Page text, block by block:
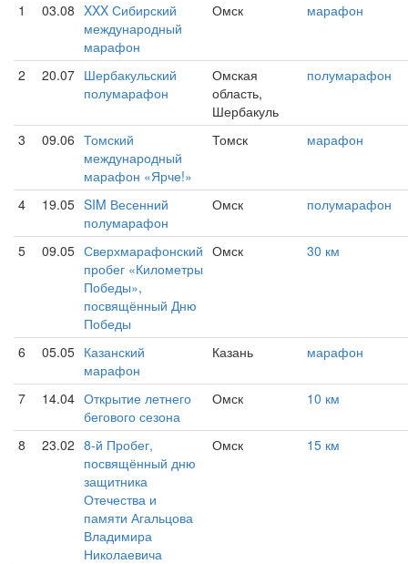
1
03.08 XXX Сибирский
международный
марафон
Омск марафон
2 20.07 Шербакульский
полумарафон
Омская
область,
Шербакуль
полумарафон
3 09.06 Томский
международный
марафон «Ярче!»
Томск марафон
4 19.05 SIM Весенний
полумарафон
Омск полумарафон
5 09.05 Сверхмарафонский
пробег «Километры
Победы»,
посвящённый Дню
Победы
Омск 30 км
6 05.05 Казанский
марафон
Казань марафон
7 14.04 Открытие летнего
бегового сезона
Омск 10 км
8 23.02 8-й Пробег,
посвящённый дню
защитника
Отечества и
памяти Агальцова
Владимира
Николаевича
Омск 15 км